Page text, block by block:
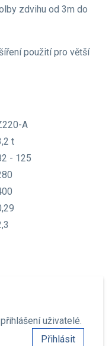
zdvihu od 3m do
použití pro větší
A
t
- 125
uživatelé.
Přihlásit